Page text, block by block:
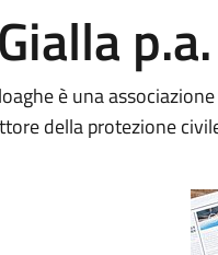
p.a.
è una
della protezione